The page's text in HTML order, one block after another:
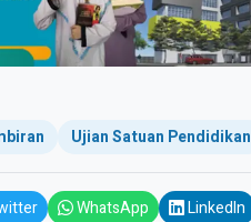
Ujian Satuan Pendidikan
WhatsApp LinkedIn